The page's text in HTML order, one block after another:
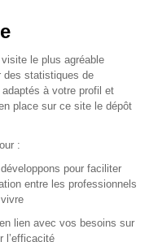
SAFI
le plus agréable
des statistiques de
à votre profil et
place sur ce site le dépôt
:
pour faciliter
entre les professionnels
lien avec vos besoins sur
l’efficacité